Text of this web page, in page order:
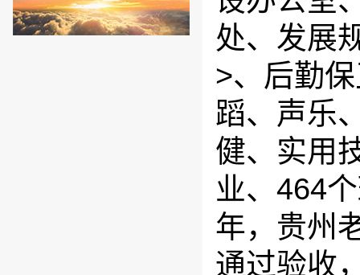
处、发展
>、后勤
蹈、声乐
健、实用
业、464
年，贵州
通过验收